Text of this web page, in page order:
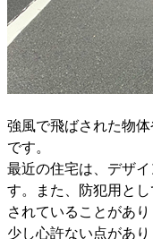
強風で飛ばされた物
です。
最近の住宅は、デザ
す。また、防犯用と
されていることがあ
少し心許ない点があり